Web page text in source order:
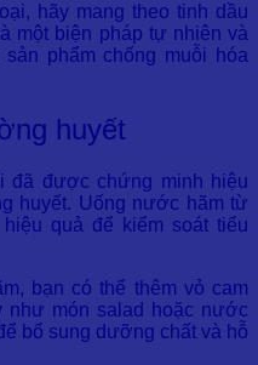
hãy mang theo tinh dầu
một biện pháp tự nhiên và
phẩm chống muỗi hóa
huyết
đã được chứng minh hiệu
huyết. Uống nước hãm từ
quả để kiểm soát tiểu
bạn có thể thêm vỏ cam
như món salad hoặc nước
bổ sung dưỡng chất và hỗ